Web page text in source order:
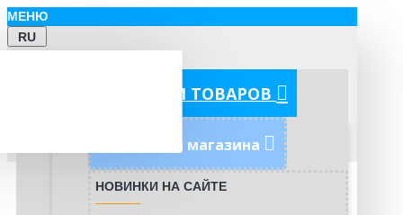
МЕНЮ
RU
КАТЕГОРИИ ТОВАРОВ
Новинки магазина
НОВИНКИ НА САЙТЕ